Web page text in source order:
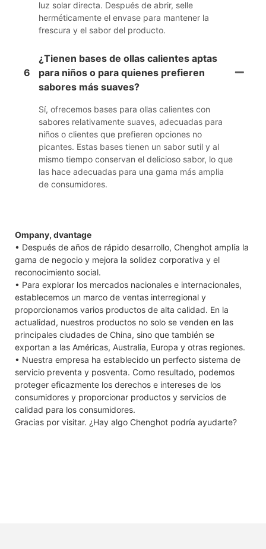
luz solar directa. Después de abrir, selle
herméticamente el envase para mantener la
frescura y el sabor del producto.
6
¿Tienen bases de ollas calientes aptas
para niños o para quienes prefieren
sabores más suaves?
Sí, ofrecemos bases para ollas calientes con
sabores relativamente suaves, adecuadas para
niños o clientes que prefieren opciones no
picantes. Estas bases tienen un sabor sutil y al
mismo tiempo conservan el delicioso sabor, lo que
las hace adecuadas para una gama más amplia
de consumidores.
Ompany, dvantage
• Después de años de rápido desarrollo, Chenghot amplía la
gama de negocio y mejora la solidez corporativa y el
reconocimiento social.
• Para explorar los mercados nacionales e internacionales,
establecemos un marco de ventas interregional y
proporcionamos varios productos de alta calidad. En la
actualidad, nuestros productos no solo se venden en las
principales ciudades de China, sino que también se
exportan a las Américas, Australia, Europa y otras regiones.
• Nuestra empresa ha establecido un perfecto sistema de
servicio preventa y posventa. Como resultado, podemos
proteger eficazmente los derechos e intereses de los
consumidores y proporcionar productos y servicios de
calidad para los consumidores.
Gracias por visitar. ¿Hay algo Chenghot podría ayudarte?